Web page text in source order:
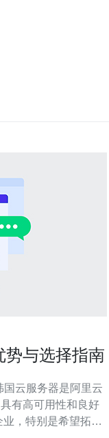
势与选择指南
有高可用性和良好